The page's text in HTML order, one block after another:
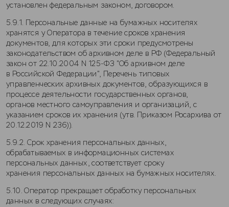
установлен федеральным законом, договором.
5.9.1. Персональные данные на бумажных носителях
хранятся у Оператора в течение сроков хранения
документов, для которых эти сроки предусмотрены
законодательством об архивном деле в РФ (Федеральный
закон от 22.10.2004 N 125-ФЗ "Об архивном деле
в Российской Федерации", Перечень типовых
управленческих архивных документов, образующихся в
процессе деятельности государственных органов,
органов местного самоуправления и организаций, с
указанием сроков их хранения (утв. Приказом Росархива от
20.12.2019 N 236)).
5.9.2. Срок хранения персональных данных,
обрабатываемых в информационных системах
персональных данных, соответствует сроку
хранения персональных данных на бумажных носителях.
5.10. Оператор прекращает обработку персональных
данных в следующих случаях: